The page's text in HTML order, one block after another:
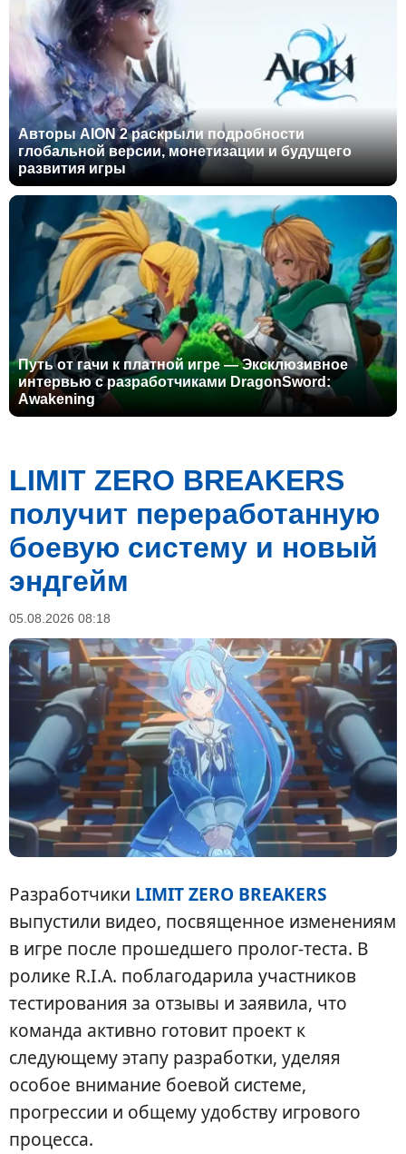
Авторы AION 2 раскрыли подробности
глобальной версии, монетизации и будущего
развития игры
Путь от гачи к платной игре — Эксклюзивное
интервью с разработчиками DragonSword:
Awakening
LIMIT ZERO BREAKERS
получит переработанную
боевую систему и новый
эндгейм
05.08.2026 08:18
Разработчики LIMIT ZERO BREAKERS
выпустили видео, посвященное изменениям
в игре после прошедшего пролог-теста. В
ролике R.I.A. поблагодарила участников
тестирования за отзывы и заявила, что
команда активно готовит проект к
следующему этапу разработки, уделяя
особое внимание боевой системе,
прогрессии и общему удобству игрового
процесса.